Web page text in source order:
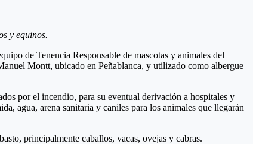
y equinos.
de Tenencia Responsable de mascotas y animales del
Montt, ubicado en Peñablanca, y utilizado como albergue
por el incendio, para su eventual derivación a hospitales y
agua, arena sanitaria y caniles para los animales que llegarán
principalmente caballos, vacas, ovejas y cabras.